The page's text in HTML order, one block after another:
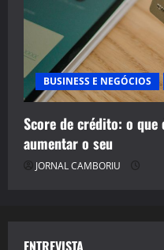
BUSINESS E NEGÓCIOS
Score de crédito: o que
aumentar o seu
JORNAL CAMBORIU